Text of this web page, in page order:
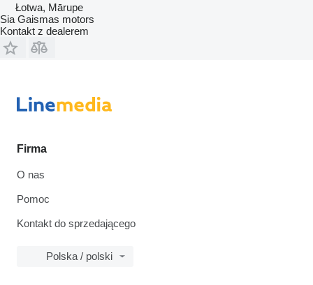
Łotwa, Mārupe
Sia Gaismas motors
Kontakt z dealerem
Firma
O nas
Pomoc
Kontakt do sprzedającego
Polska / polski